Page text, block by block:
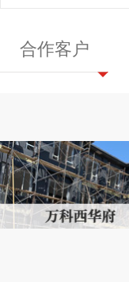
合作客户